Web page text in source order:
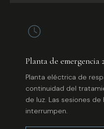
Planta de emergencia
Planta eléctrica de
continuidad del
de luz. Las sesiones
interrumpen.